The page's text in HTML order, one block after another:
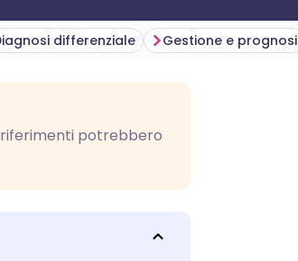
differenziale Gestione e prognosi
riferimenti potrebbero